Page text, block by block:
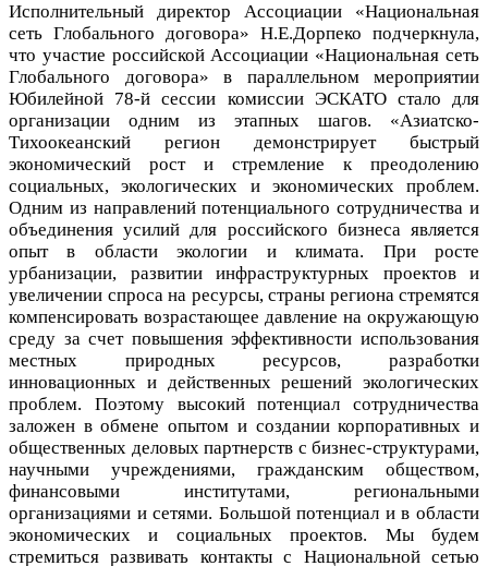
Исполнительный директор Ассоциации «Национальная
сеть Глобального договора» Н.Е.Дорпеко подчеркнула,
что участие российской Ассоциации «Национальная сеть
Глобального договора» в параллельном мероприятии
Юбилейной 78-й сессии комиссии ЭСКАТО стало для
организации одним из этапных шагов. «Азиатско-
Тихоокеанский регион демонстрирует быстрый
экономический рост и стремление к преодолению
социальных, экологических и экономических проблем.
Одним из направлений потенциального сотрудничества и
объединения усилий для российского бизнеса является
опыт в области экологии и климата. При росте
урбанизации, развитии инфраструктурных проектов и
увеличении спроса на ресурсы, страны региона стремятся
компенсировать возрастающее давление на окружающую
среду за счет повышения эффективности использования
местных природных ресурсов, разработки
инновационных и действенных решений экологических
проблем. Поэтому высокий потенциал сотрудничества
заложен в обмене опытом и создании корпоративных и
общественных деловых партнерств с бизнес-структурами,
научными учреждениями, гражданским обществом,
финансовыми институтами, региональными
организациями и сетями. Большой потенциал и в области
экономических и социальных проектов. Мы будем
стремиться развивать контакты с Национальной сетью